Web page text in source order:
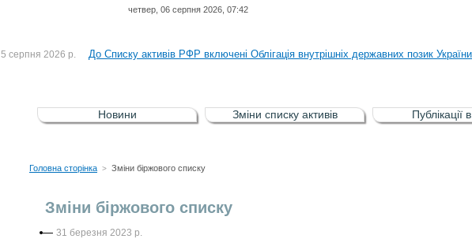
четвер, 06 серпня 2026, 07:42
5 серпня 2026 р. До Списку активів РФР включені Облігація внутрішніх державних позик
5 серпня 2026 р. До уваги власників облігацій ISIN UA5000008459 серії В ТОВ"ФАСТФІНАНС"
4 серпня 2026 р. Рішення НКЦПФР від 04.08.2026 р.стосовно обігу цінних паперів окремих
Новини Зміни списку активів Публікації
Головна сторінка > Зміни біржового списку
Зміни біржового списку
31 березня 2023 р.